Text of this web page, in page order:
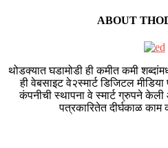
ABOUT
थोडक्यात घडामोडी ही कमीत कमी
ही वेबसाइट वे२स्मार्ट डिजिटल
कंपनीची स्थापना वे स्मार्ट ग्रुपने
पत्रकारितेत दीर्घकाळ